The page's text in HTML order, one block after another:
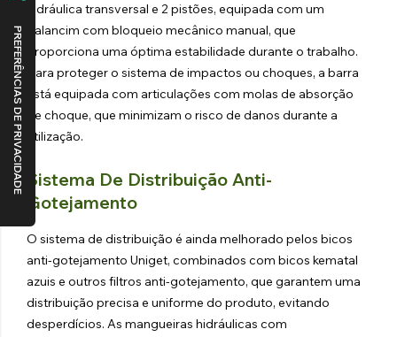
hidráulica transversal e 2 pistões, equipada com um
balancim com bloqueio mecânico manual, que
proporciona uma óptima estabilidade durante o trabalho.
Para proteger o sistema de impactos ou choques, a barra
está equipada com articulações com molas de absorção
de choque, que minimizam o risco de danos durante a
utilização.
Sistema De Distribuição Anti-
Gotejamento
O sistema de distribuição é ainda melhorado pelos bicos
anti-gotejamento Uniget, combinados com bicos kematal
azuis e outros filtros anti-gotejamento, que garantem uma
distribuição precisa e uniforme do produto, evitando
desperdícios. As mangueiras hidráulicas com